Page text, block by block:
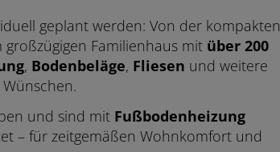
geplant werden: Von der kompakten
großzügigen Familienhaus mit über 200
, Bodenbeläge, Fliesen und weitere
und sind mit Fußbodenheizung
– für zeitgemäßen Wohnkomfort und